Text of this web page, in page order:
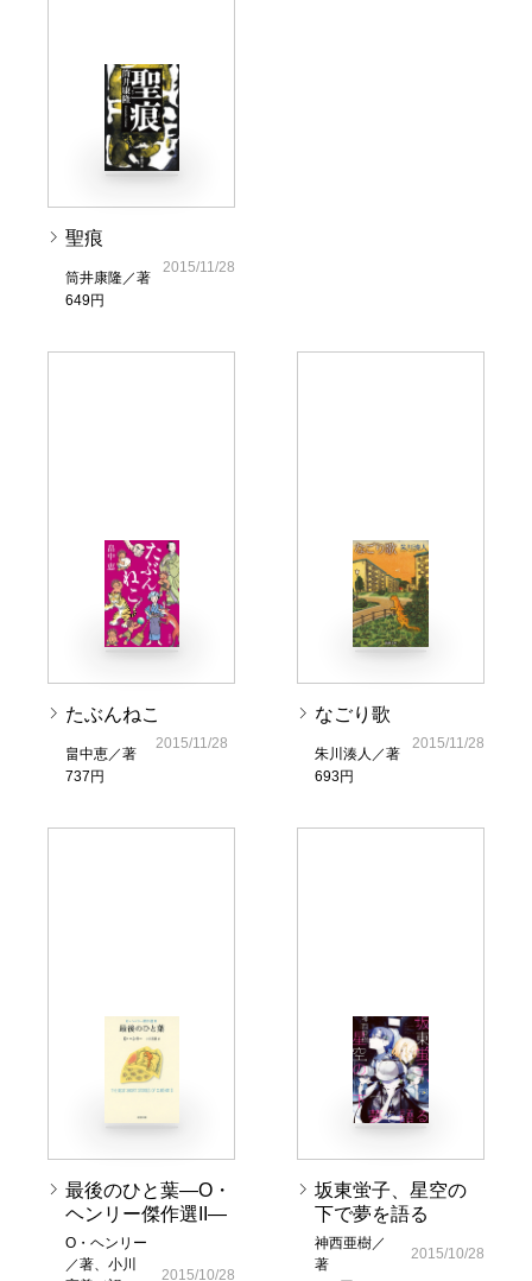
聖痕
筒井康隆／著
649円
2015/11/28
たぶんねこ
畠中恵／著
737円
2015/11/28
なごり歌
朱川湊人／著
693円
2015/11/28
最後のひと葉―O・
ヘンリー傑作選II―
O・ヘンリー
／著、小川
2015/10/28
坂東蛍子、星空の
下で夢を語る
神西亜樹／
著
2015/10/28